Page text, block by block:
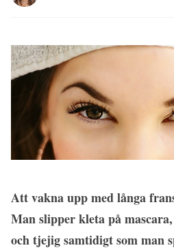
Att vakna upp med långa
Man slipper kleta på
och tjejig samtidigt som man